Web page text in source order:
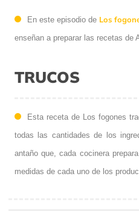
En este episodio de Los
enseñan a preparar las recetas de
TRUCOS
Esta receta de Los fogones
todas las cantidades de los
antaño que, cada cocinera
medidas de cada uno de los